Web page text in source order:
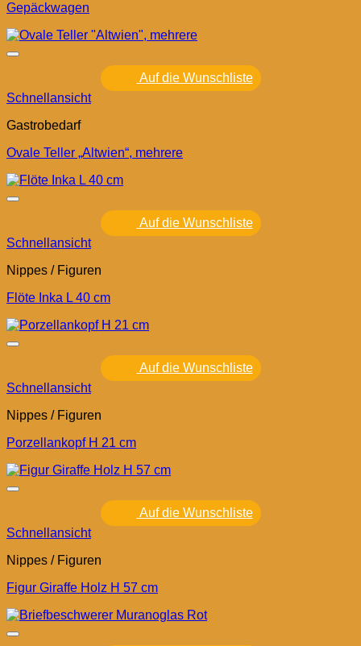
Gepäckwagen
Auf die Wunschliste
Schnellansicht
Gastrobedarf
Ovale Teller „Altwien“, mehrere
Auf die Wunschliste
Schnellansicht
Nippes / Figuren
Flöte Inka L 40 cm
Auf die Wunschliste
Schnellansicht
Nippes / Figuren
Porzellankopf H 21 cm
Auf die Wunschliste
Schnellansicht
Nippes / Figuren
Figur Giraffe Holz H 57 cm